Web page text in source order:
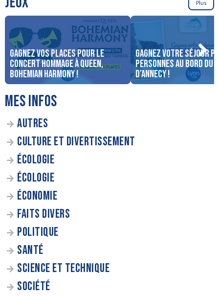
Plus
Gagnez vos places pour le
concert Hommage à Queen,
Bohemian Harmony !
Gagnez votre séjour
personnes au bord du
d’Annecy !
MES INFOS
AUTRES
CULTURE ET DIVERTISSEMENT
ÉCOLOGIE
ÉCOLOGIE
ÉCONOMIE
FAITS DIVERS
POLITIQUE
SANTÉ
SCIENCE ET TECHNIQUE
SOCIÉTÉ